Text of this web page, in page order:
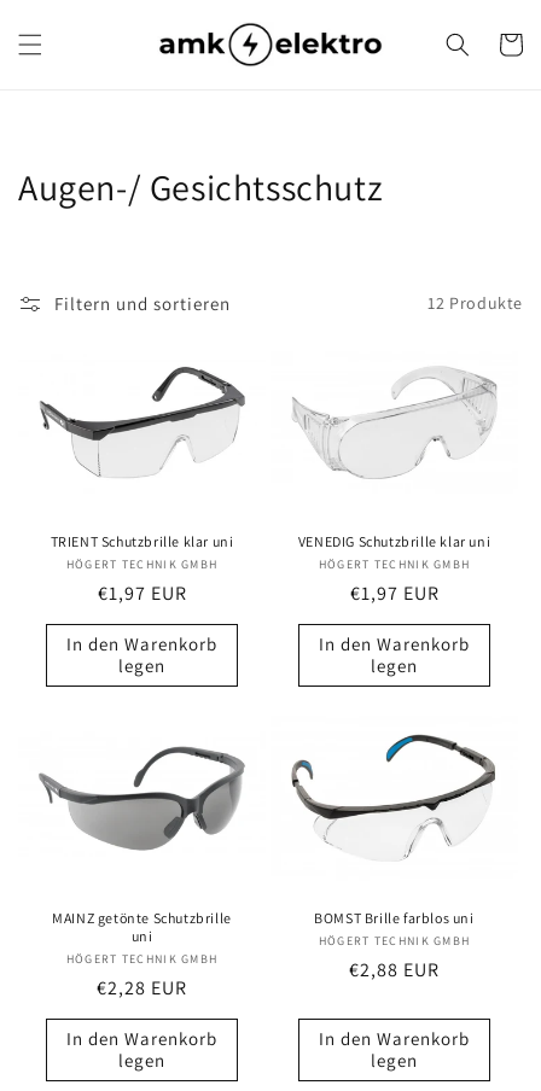
Inhalt
K
e
Augen-/ Gesichtsschutz
Filtern und sortieren 12 Produkte
TRIENT Schutzbrille klar uni
Anbieter:
HÖGERT TECHNIK GMBH
Normaler
Preis
€1,97 EUR
In den Warenkorb
legen
VENEDIG Schutzbrille klar uni
Anbieter:
HÖGERT TECHNIK GMBH
Normaler
Preis
€1,97 EUR
In den Warenkorb
legen
MAINZ getönte Schutzbrille
uni
Anbieter:
HÖGERT TECHNIK GMBH
Normaler
Preis
€2,28 EUR
In den Warenkorb
legen
BOMST Brille farblos uni
Anbieter:
HÖGERT TECHNIK GMBH
Normaler
€2,88 EUR
In den Warenkorb
legen